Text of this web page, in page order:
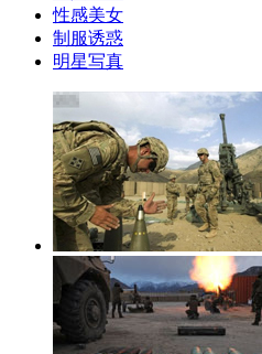
性感美女
制服诱惑
明星写真